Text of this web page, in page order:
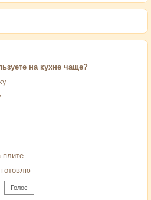
на кухне чаще?
плите